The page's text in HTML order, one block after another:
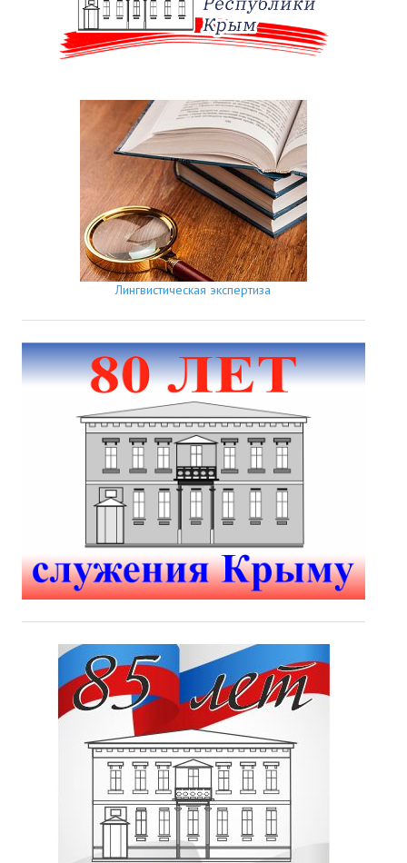
Лингвистическая экспертиза